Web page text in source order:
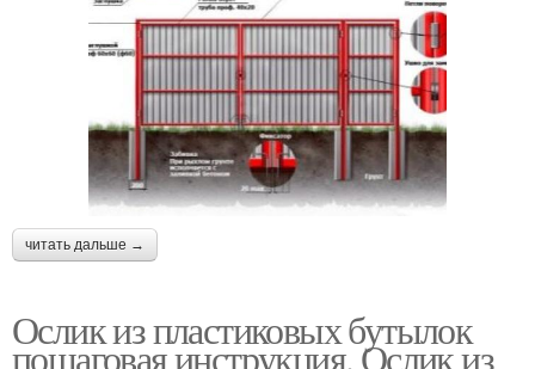
читать дальше →
Ослик из пластиковых бутылок
пошаговая инструкция. Ослик из